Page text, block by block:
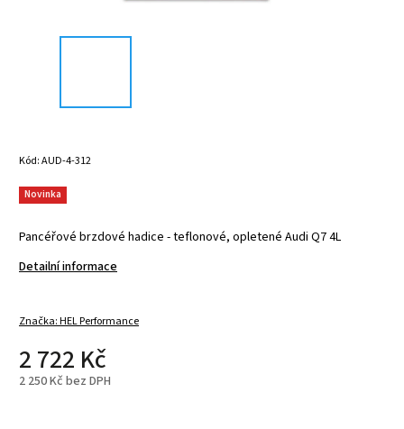
Kód:AUD-4-312
Pancéřové brzdové hadice - teflonové, opletené Audi Q7 4L
Detailní informace
Novinka
Značka:HEL Performance
2 722 Kč
2 250 Kč bez DPH